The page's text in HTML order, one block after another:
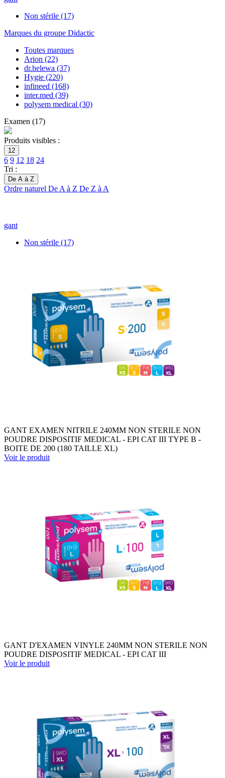
Non stérile (17)
Marques du groupe Didactic
Toutes marques
Arion (22)
dr.helewa (37)
Hygie (220)
infineed (168)
inter.med (39)
polysem medical (30)
Examen (17)
Produits visibles :
12
6 9 12 18 24
Tri :
De A à Z
Ordre naturel De A à Z De Z à A
gant
Non stérile (17)
GANT EXAMEN NITRILE 240MM NON STERILE NON
POUDRE DISPOSITIF MEDICAL - EPI CAT III TYPE B -
BOITE DE 200 (180 TAILLE XL)
Voir le produit
GANT D'EXAMEN VINYLE 240MM NON STERILE NON
POUDRE DISPOSITIF MEDICAL - EPI CAT III
Voir le produit